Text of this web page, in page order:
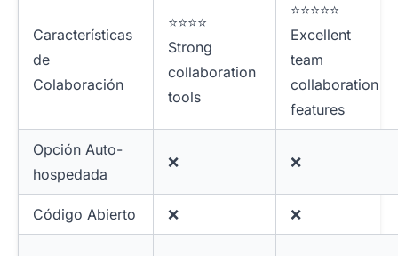
Características
de
Colaboración
⭐⭐⭐⭐
Strong
collaboration
tools
⭐⭐⭐⭐⭐
Excellent
team
collaboration
features
Opción Auto-
hospedada
❌ ❌
Código Abierto ❌ ❌